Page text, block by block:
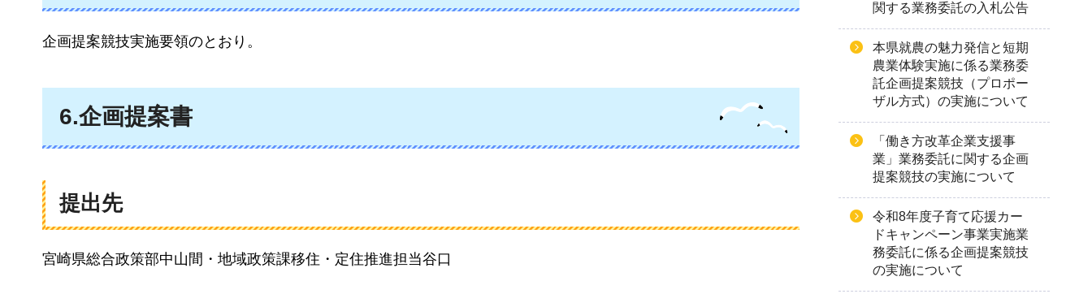
企画提案競技実施要領のとおり。
6.企画提案書
提出先
宮崎県総合政策部中山間・地域政策課移住・定住推進担当谷口
関する業務委託の入札公告
本県就農の魅力発信と短期
農業体験実施に係る業務委
託企画提案競技（プロポー
ザル方式）の実施について
「働き方改革企業支援事
業」業務委託に関する企画
提案競技の実施について
令和8年度子育て応援カー
ドキャンペーン事業実施業
務委託に係る企画提案競技
の実施について